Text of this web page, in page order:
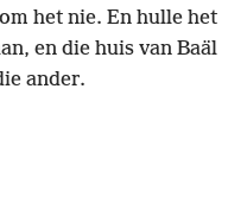
het nie. En hulle het
en die huis van Baäl
ander.